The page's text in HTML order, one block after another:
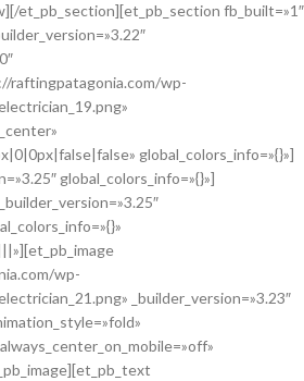
et_pb_section][et_pb_section fb_built=»1″
raftingpatagonia.com/wp-
global_colors_info=»{}»]
global_colors_info=»{}»]
wp-
_builder_version=»3.23″